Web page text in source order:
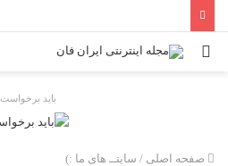
جستجو
باید برخواست
صفحه اصلی / سایتــ های ما :)